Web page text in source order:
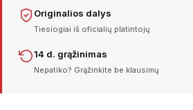
Originalios dalys
Tiesiogiai iš oficialių platintojų
14 d. grąžinimas
Nepatiko? Grąžinkite be klausimų